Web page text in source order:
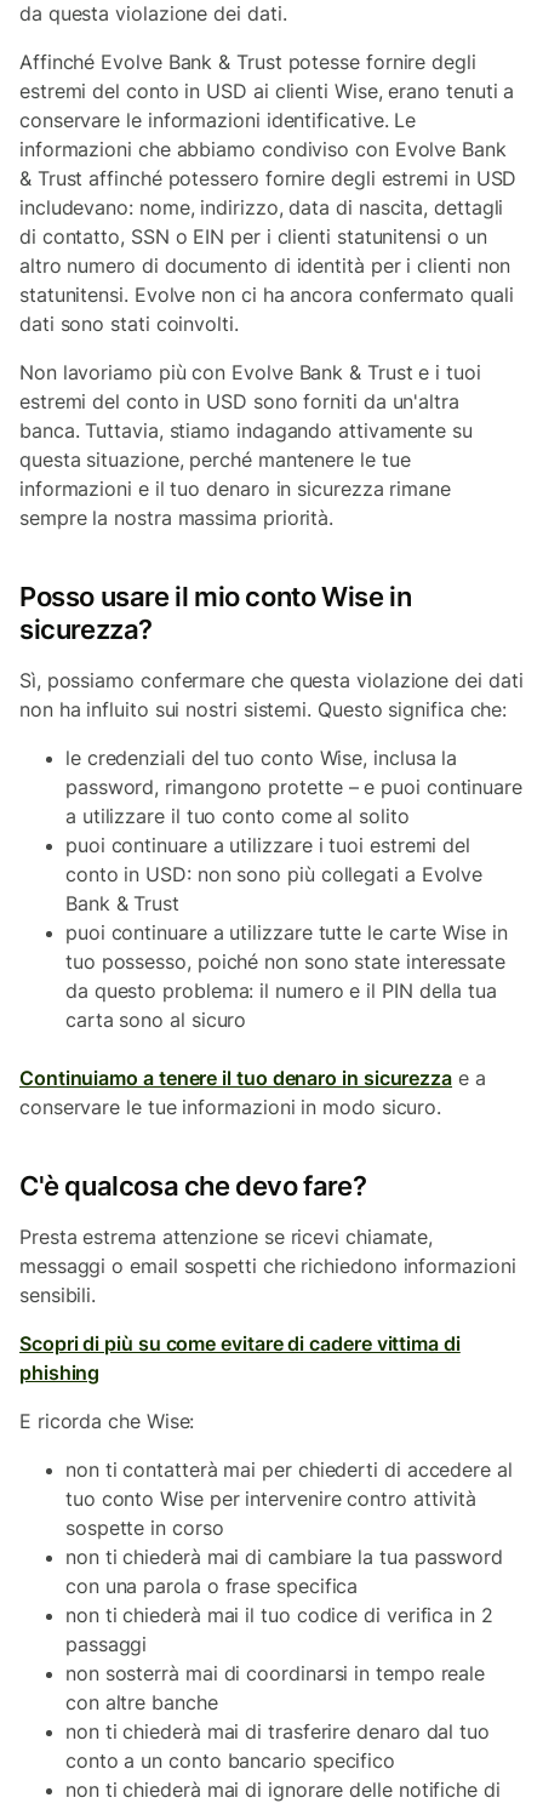
da questa violazione dei dati.
Affinché Evolve Bank & Trust potesse fornire degli
estremi del conto in USD ai clienti Wise, erano tenuti a
conservare le informazioni identificative. Le
informazioni che abbiamo condiviso con Evolve Bank
& Trust affinché potessero fornire degli estremi in USD
includevano: nome, indirizzo, data di nascita, dettagli
di contatto, SSN o EIN per i clienti statunitensi o un
altro numero di documento di identità per i clienti non
statunitensi. Evolve non ci ha ancora confermato quali
dati sono stati coinvolti.
Non lavoriamo più con Evolve Bank & Trust e i tuoi
estremi del conto in USD sono forniti da un'altra
banca. Tuttavia, stiamo indagando attivamente su
questa situazione, perché mantenere le tue
informazioni e il tuo denaro in sicurezza rimane
sempre la nostra massima priorità.
Posso usare il mio conto Wise in
sicurezza?
Sì, possiamo confermare che questa violazione dei dati
non ha influito sui nostri sistemi. Questo significa che:
le credenziali del tuo conto Wise, inclusa la
password, rimangono protette – e puoi continuare
a utilizzare il tuo conto come al solito
puoi continuare a utilizzare i tuoi estremi del
conto in USD: non sono più collegati a Evolve
Bank & Trust
puoi continuare a utilizzare tutte le carte Wise in
tuo possesso, poiché non sono state interessate
da questo problema: il numero e il PIN della tua
carta sono al sicuro
Continuiamo a tenere il tuo denaro in sicurezza e a
conservare le tue informazioni in modo sicuro.
C'è qualcosa che devo fare?
Presta estrema attenzione se ricevi chiamate,
messaggi o email sospetti che richiedono informazioni
sensibili.
Scopri di più su come evitare di cadere vittima di
phishing
E ricorda che Wise:
non ti contatterà mai per chiederti di accedere al
tuo conto Wise per intervenire contro attività
sospette in corso
non ti chiederà mai di cambiare la tua password
con una parola o frase specifica
non ti chiederà mai il tuo codice di verifica in 2
passaggi
non sosterrà mai di coordinarsi in tempo reale
con altre banche
non ti chiederà mai di trasferire denaro dal tuo
conto a un conto bancario specifico
non ti chiederà mai di ignorare delle notifiche di